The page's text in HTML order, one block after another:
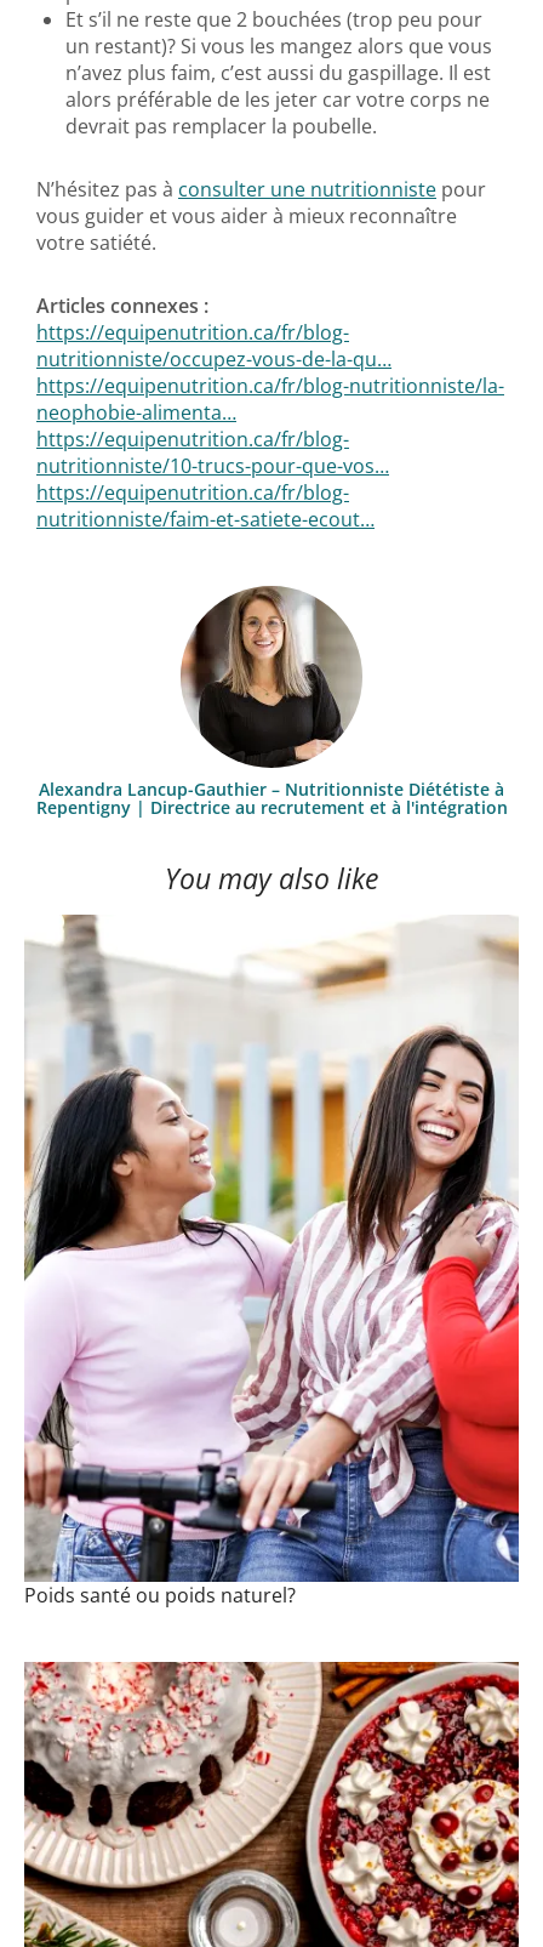
Et s’il ne reste que 2 bouchées (trop peu pour
un restant)? Si vous les mangez alors que vous
n’avez plus faim, c’est aussi du gaspillage. Il est
alors préférable de les jeter car votre corps ne
devrait pas remplacer la poubelle.
N’hésitez pas à consulter une nutritionniste pour
vous guider et vous aider à mieux reconnaître
votre satiété.
Articles connexes :
https://equipenutrition.ca/fr/blog-
nutritionniste/occupez-vous-de-la-qu…
https://equipenutrition.ca/fr/blog-nutritionniste/la-
neophobie-alimenta…
https://equipenutrition.ca/fr/blog-
nutritionniste/10-trucs-pour-que-vos…
https://equipenutrition.ca/fr/blog-
nutritionniste/faim-et-satiete-ecout…
Alexandra Lancup-Gauthier – Nutritionniste Diététiste à
Repentigny | Directrice au recrutement et à l'intégration
You may also like
Poids santé ou poids naturel?